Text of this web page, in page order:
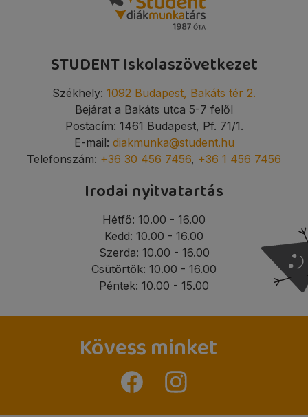
STUDENT Iskolaszövetkezet
Székhely: 1092 Budapest, Bakáts tér 2.
Bejárat a Bakáts utca 5-7 felől
Postacím: 1461 Budapest, Pf. 71/1.
E-mail: diakmunka@student.hu
Telefonszám: +36 30 456 7456, +36 1 456 7456
Irodai nyitvatartás
Hétfő: 10.00 - 16.00
Kedd: 10.00 - 16.00
Szerda: 10.00 - 16.00
Csütörtök: 10.00 - 16.00
Péntek: 10.00 - 15.00
Kövess minket